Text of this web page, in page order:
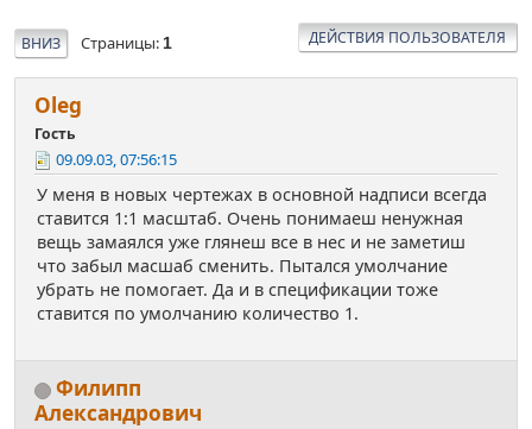
ВНИЗ Страницы 1 ДЕЙСТВИЯ ПОЛЬЗОВАТЕЛЯ
Oleg
Гость
09.09.03, 07:56:15
У меня в новых чертежах в основной надписи всегда
ставится 1:1 масштаб. Очень понимаеш ненужная
вещь замаялся уже глянеш все в нес и не заметиш
что забыл масшаб сменить. Пытался умолчание
убрать не помогает. Да и в спецификации тоже
ставится по умолчанию количество 1.
Филипп
Александрович